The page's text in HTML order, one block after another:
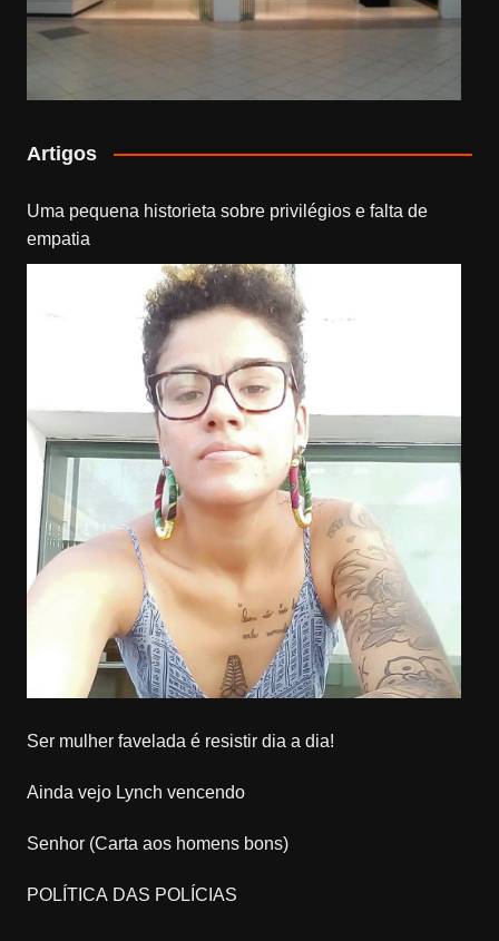
Artigos
Uma pequena historieta sobre privilégios e falta de
empatia
Ser mulher favelada é resistir dia a dia!
Ainda vejo Lynch vencendo
Senhor (Carta aos homens bons)
POLÍTICA DAS POLÍCIAS